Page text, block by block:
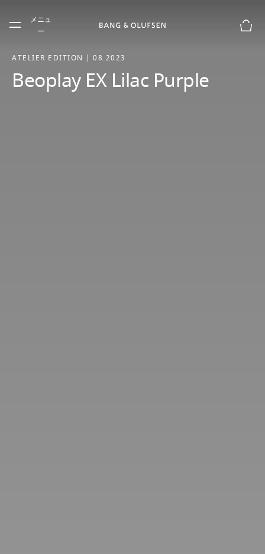
Skip to main footer
メニュ
ー
ATELIER EDITION | 08.2023
Beoplay EX Lilac Purple